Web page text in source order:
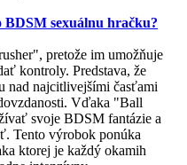
sexuálnu hračku?
pretože im umožňuje
kontroly. Predstava, že
nad najcitlivejšími časťami
Vďaka "Ball
svoje BDSM fantázie a
Tento výrobok ponúka
ktorej je každý okamih